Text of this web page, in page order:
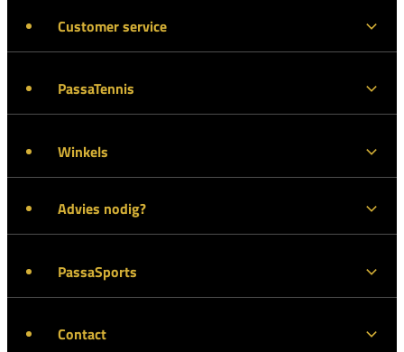
Customer service
PassaTennis
Winkels
Advies nodig?
PassaSports
Contact